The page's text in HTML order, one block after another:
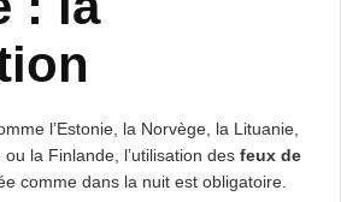
l’Estonie, la Norvège, la Lituanie,
la Finlande, l’utilisation des feux de
comme dans la nuit est obligatoire.